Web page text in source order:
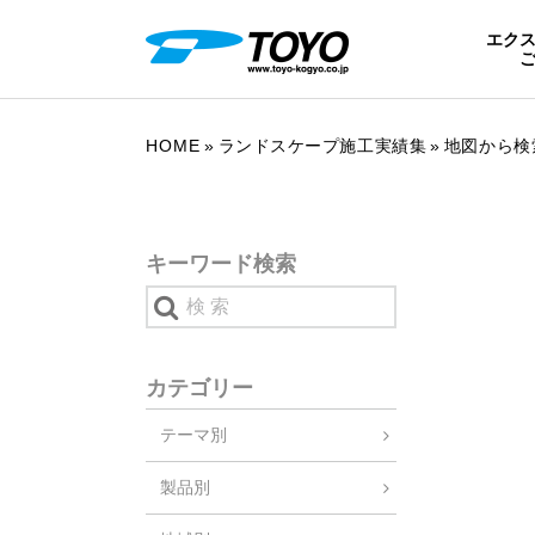
エク
HOME ランドスケープ施工実績集 地図から検
キーワード検索
カテゴリー
テーマ別
製品別